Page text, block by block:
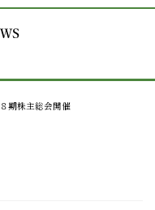
期株主総会開催